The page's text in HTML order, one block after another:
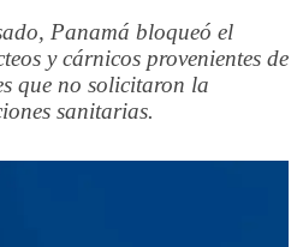
Panamá bloqueó el
y cárnicos provenientes de
que no solicitaron la
sanitarias.